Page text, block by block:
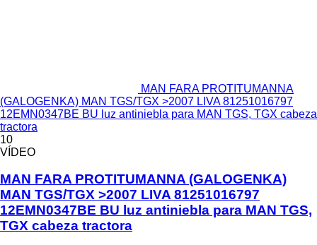
MAN FARA PROTITUMANNA
(GALOGENKA) MAN TGS/TGX >2007 LIVA 81251016797
12EMN0347BE BU luz antiniebla para MAN TGS, TGX cabeza
tractora
10
VÍDEO
MAN FARA PROTITUMANNA (GALOGENKA)
MAN TGS/TGX >2007 LIVA 81251016797
12EMN0347BE BU luz antiniebla para MAN TGS,
TGX cabeza tractora